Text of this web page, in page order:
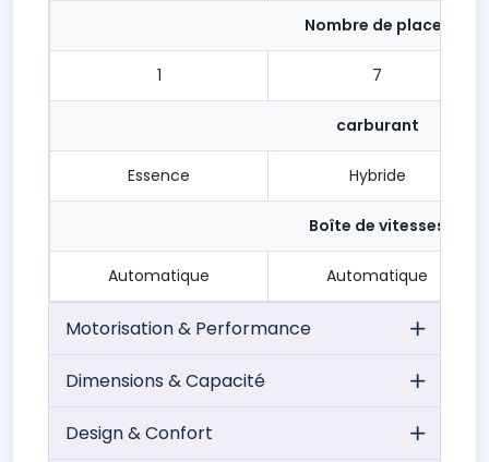
Nombre de places
1 7
carburant
Essence Hybride
Boîte de vitesses
Automatique Automatique
Motorisation & Performance
Dimensions & Capacité
Design & Confort